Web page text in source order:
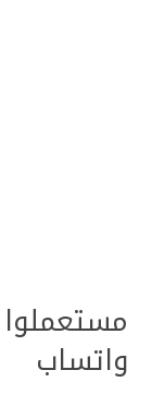
واتساب